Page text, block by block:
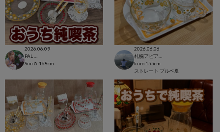
2026.06.09
Suu☺︎ 168cm
2026.06.06
kuro 155cm
ストレート ブルベ夏